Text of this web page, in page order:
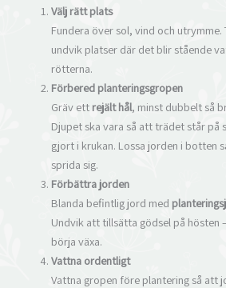
Välj rätt plats
Fundera över sol, vind och utrymme.
undvik platser där det blir stående
rötterna.
Förbered planteringsgropen
Gräv ett rejält hål, minst dubbelt så
Djupet ska vara så att trädet står på
gjort i krukan. Lossa jorden i botten
sprida sig.
Förbättra jorden
Blanda befintlig jord med
Undvik att tillsätta gödsel på hösten
börja växa.
Vattna ordentligt
Vattna gropen före plantering så att